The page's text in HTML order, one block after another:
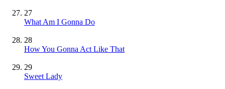
27
What Am I Gonna Do
28
How You Gonna Act Like That
29
Sweet Lady